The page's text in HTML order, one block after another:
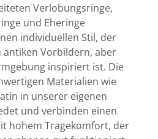
Verlobungsringe,
und Eheringe
individuellen Stil, der
Vorbildern, aber
inspiriert ist. Die
Materialien wie
in unserer eigenen
und verbinden einen
hohem Tragekomfort, der